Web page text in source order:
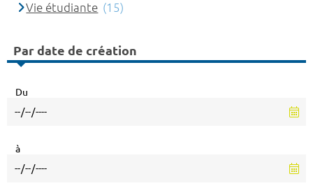
Vie étudiante (15)
Par date de création
Du
à